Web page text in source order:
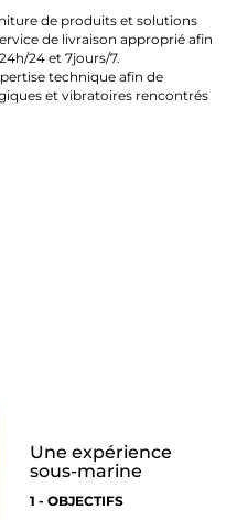
de produits et solutions
de livraison approprié afin
24 et 7jours/7.
technique afin de
et vibratoires rencontrés
Une expérience
sous-marine
1 - OBJECTIFS